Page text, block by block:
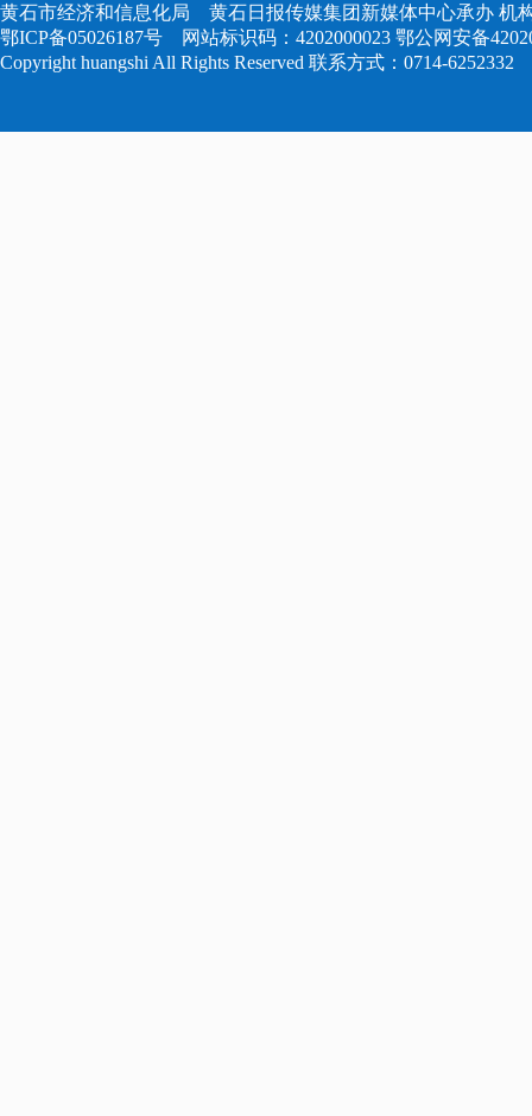
黄石市经济和信息化局 黄石日报传媒集团新媒体中心承办 机
鄂ICP备05026187号 网站标识码：4202000023 鄂公网安备
Copyright huangshi All Rights Reserved 联系方式：0714-6252332